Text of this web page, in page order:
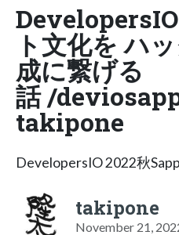
ト文化を ハ
成に繋げる
話 /
takipone
DevelopersIO 2022秋
takipone
November 21,